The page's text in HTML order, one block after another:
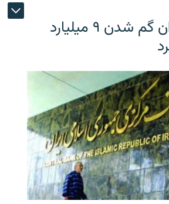
بانک مرکزی ایران گم شدن ۹ میلیارد